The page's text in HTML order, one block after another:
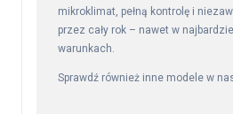
mikroklimat, pełną kontrolę i
przez cały rok – nawet w
warunkach.
Sprawdź również inne modele w